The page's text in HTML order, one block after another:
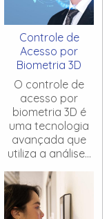
Controle de
Acesso por
Biometria 3D
O controle de
acesso por
biometria 3D é
uma tecnologia
avançada que
utiliza a análise...